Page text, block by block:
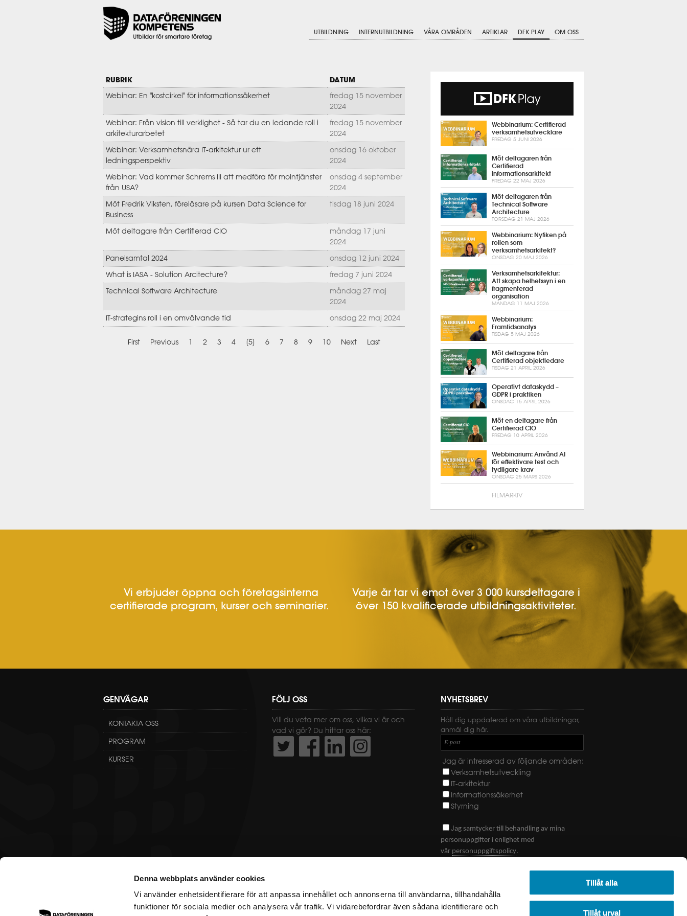
Denna webbplats använder cookies
Vi använder enhetsidentifierare för att anpassa innehållet och annonserna till användarna, tillhandahålla
funktioner för sociala medier och analysera vår trafik. Vi vidarebefordrar även sådana identifierare och
Tillåt alla
Tillåt urval
UTBILDNING INTERNUTBILDNING VÅRA OMRÅDEN ARTIKLAR DFK PLAY OM OSS
RUBRIK DATUM
Webinar: En "kostcirkel" för informationssäkerhet
fredag 15 november
2024
Webinar: Från vision till verklighet - Så tar du en ledande roll i
arkitekturarbetet
fredag 15 november
2024
Webinar: Verksamhetsnära IT-arkitektur ur ett
ledningsperspektiv
onsdag 16 oktober
2024
Webinar: Vad kommer Schrems III att medföra för molntjänster
från USA?
onsdag 4 september
2024
Möt Fredrik Viksten, föreläsare på kursen Data Science for
Business
tisdag 18 juni 2024
Möt deltagare från Certifierad CIO
måndag 17 juni
2024
Panelsamtal 2024
onsdag 12 juni 2024
What is IASA - Solution Arcitecture?
fredag 7 juni 2024
Technical Software Architecture
måndag 27 maj
2024
IT-strategins roll i en omvälvande tid
onsdag 22 maj 2024
First Previous 1 2 3 4 [5] 6 7 8 9 10 Next Last
Webbinarium: Certifierad
verksamhetsutvecklare
FREDAG 5 JUNI 2026
Möt deltagaren från
Certifierad
informationsarkitekt
FREDAG 22 MAJ 2026
Möt deltagaren från
Technical Software
Architecture
TORSDAG 21 MAJ 2026
Webbinarium: Nyfiken på
rollen som
verksamhetsarkitekt?
ONSDAG 20 MAJ 2026
Verksamhetsarkitektur:
Att skapa helhetssyn i en
fragmenterad
organisation
MÅNDAG 11 MAJ 2026
Webbinarium:
Framtidsanalys
TISDAG 5 MAJ 2026
Möt deltagare från
Certifierad objektledare
TISDAG 21 APRIL 2026
Operativt dataskydd –
GDPR i praktiken
ONSDAG 15 APRIL 2026
Möt en deltagare från
Certifierad CIO
FREDAG 10 APRIL 2026
Webbinarium: Använd AI
för effektivare test och
tydligare krav
ONSDAG 25 MARS 2026
FILMARKIV
Vi erbjuder öppna och företagsinterna
certifierade program, kurser och seminarier.
Varje år tar vi emot över 3 000 kursdeltagare i
över 150 kvalificerade utbildningsaktiviteter.
GENVÄGAR
KONTAKTA OSS
PROGRAM
KURSER
FÖLJ OSS
Vill du veta mer om oss, vilka vi är och
vad vi gör? Du hittar oss här:
NYHETSBREV
Håll dig uppdaterad om våra utbildningar,
anmäl dig här.
E-post
Jag är intresserad av följande områden:
Verksamhetsutveckling
IT-arkitektur
Informationssäkerhet
Styrning
Jag samtycker till behandling av mina
personuppgifter i enlighet med
vår personuppgiftspolicy.